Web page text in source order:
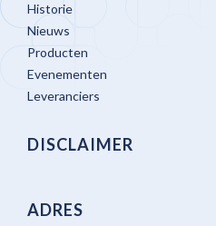
Historie
Nieuws
Producten
Evenementen
Leveranciers
DISCLAIMER
ADRES